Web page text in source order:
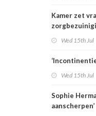
Kamer zet
Wed 15th Jul
Wed 15th Jul
Sophie
aanscherpen’